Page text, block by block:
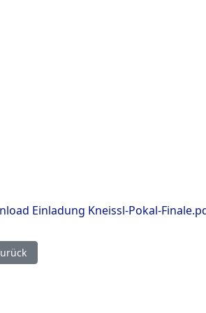
Einladung Kneissl-Pokal-
Beitrag: Kneißl-Pokal Finale